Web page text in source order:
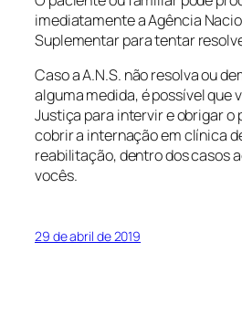
imediatamente a Agência
Suplementar para tentar
Caso a A.N.S. não resolva ou
alguma medida, é possível que
Justiça para intervir e obrigar o
cobrir a internação em clínica
reabilitação, dentro dos casos
vocês.
29 de abril de 2019